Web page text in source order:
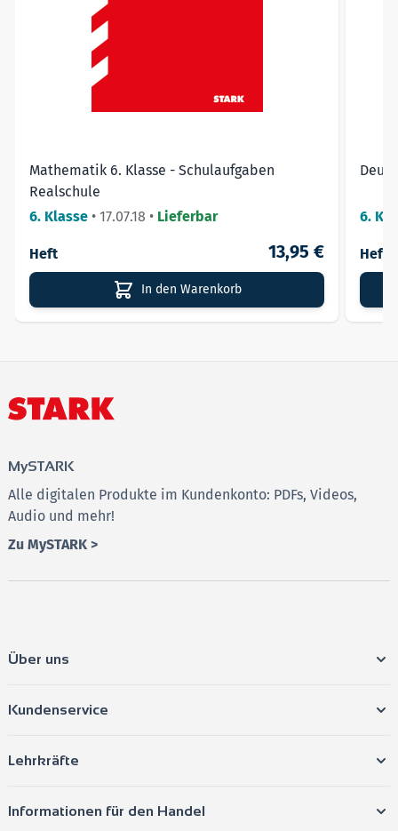
➔ Perfekt vorbereitet in den Jahrgangsstufentest!
Mathematik 6. Klasse - Schulaufgaben
Realschule
6. Klasse • 17.07.18 • Lieferbar
Heft 13,95 €
In den Warenkorb
6.
Heft
MySTARK
Alle digitalen Produkte im Kundenkonto: PDFs, Videos,
Audio und mehr!
Zu MySTARK >
Über uns
Kundenservice
Lehrkräfte
Informationen für den Handel